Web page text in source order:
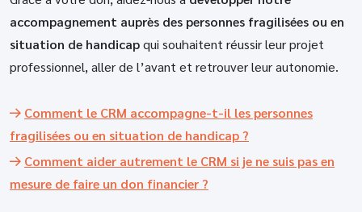
accompagnement auprès des personnes fragilisées ou en
situation de handicapqui souhaitent réussir leur projet
professionnel, aller de l’avant et retrouver leur autonomie.
Comment le CRM accompagne-t-il les personnes
fragilisées ou en situation de handicap ?
Comment aider autrement le CRM si je ne suis pas en
mesure de faire un don financier ?